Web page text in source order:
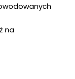
na